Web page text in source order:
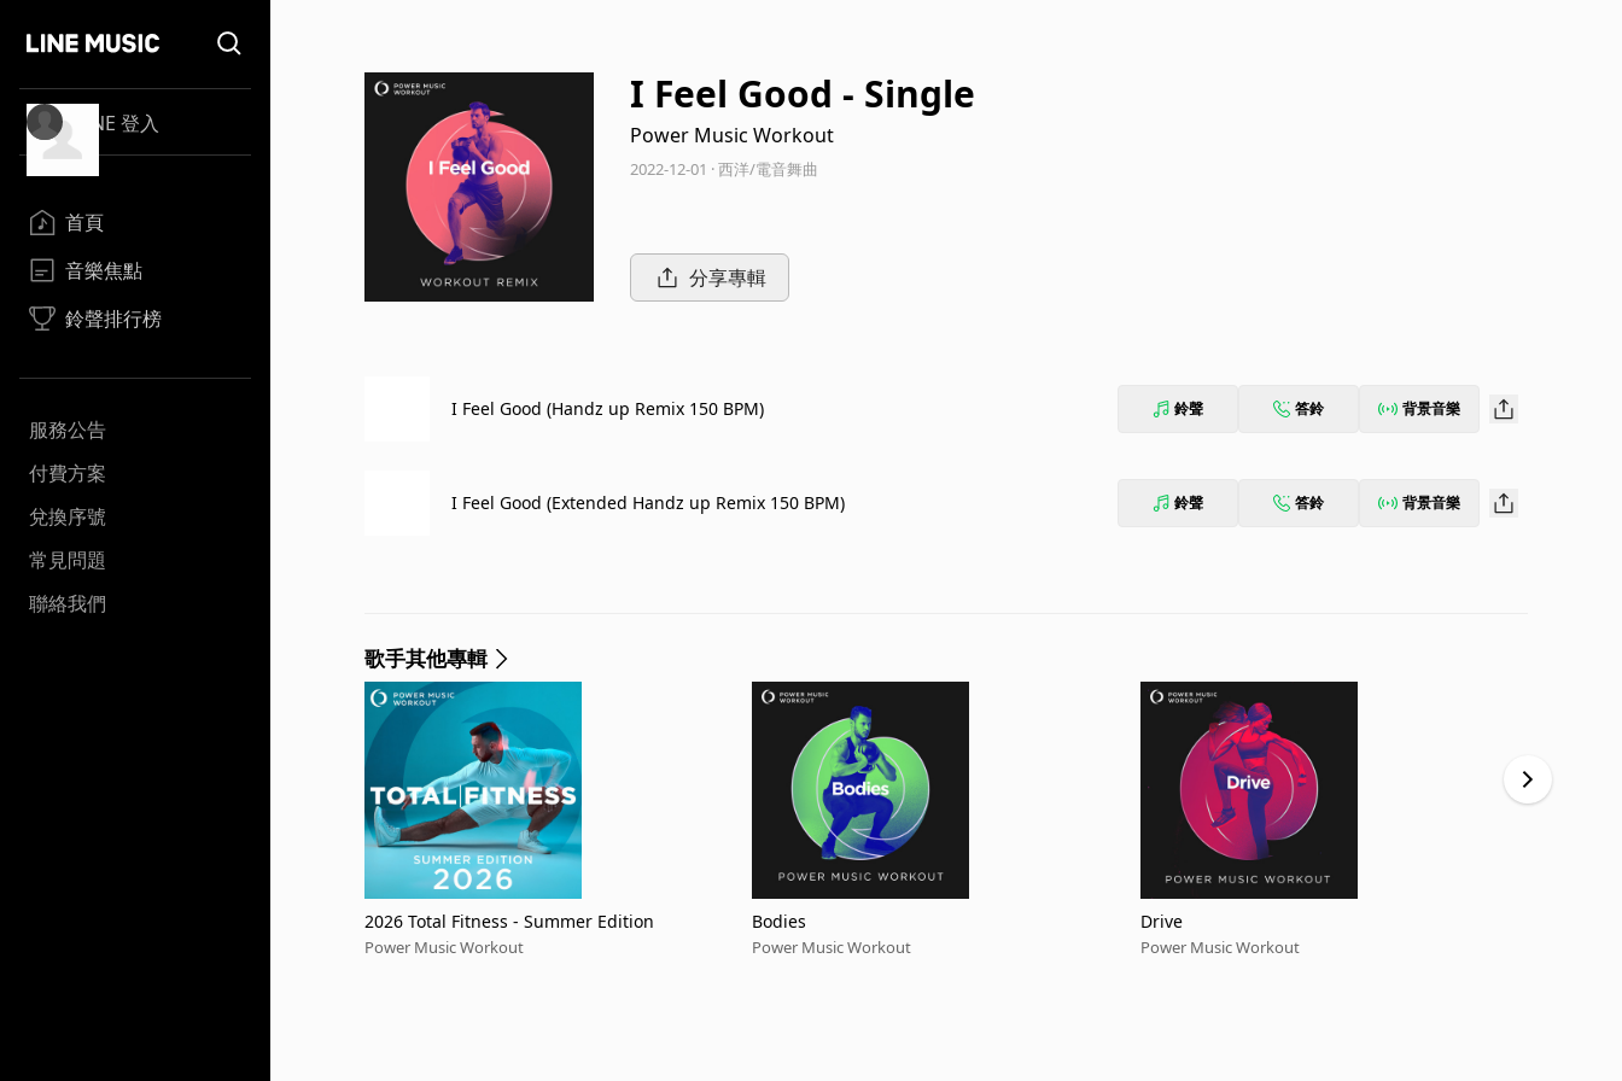
LINE 登入
首頁
音樂焦點
鈴聲排行榜
服務公告
付費方案
兌換序號
常見問題
聯絡我們
I Feel Good - Single
Power Music Workout
2022-12-01 · 西洋/電音舞曲
分享專輯
I Feel Good (Handz up Remix 150 BPM) 鈴聲 答鈴 背景音樂
I Feel Good (Extended Handz up Remix 150 BPM) 鈴聲 答鈴 背景音樂
歌手其他專輯
2026 Total Fitness - Summer Edition
Power Music Workout
Bodies
Power Music Workout
Drive
Power Music Workout